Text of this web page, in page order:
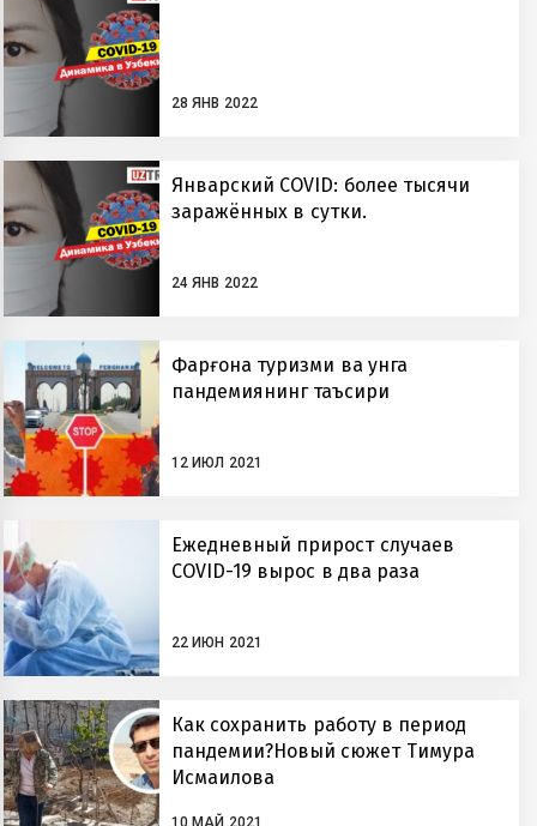
28 ЯНВ 2022
Январский COVID: более тысячи
заражённых в сутки.
24 ЯНВ 2022
Фарғона туризми ва унга
пандемиянинг таъсири
12 ИЮЛ 2021
Ежедневный прирост случаев
COVID-19 вырос в два раза
22 ИЮН 2021
Как сохранить работу в период
пандемии?Новый сюжет Тимура
Исмаилова